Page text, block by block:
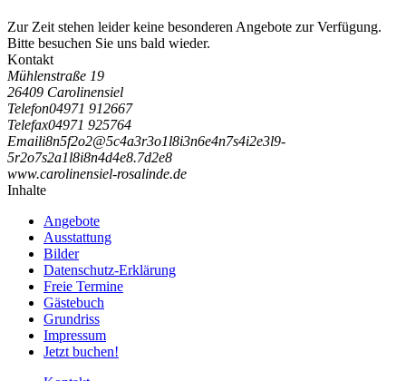
Zur Zeit stehen leider keine besonderen Angebote zur Verfügung.
Bitte besuchen Sie uns bald wieder.
Kontakt
Mühlenstraße 19
26409 Carolinensiel
Telefon04971 912667
Telefax04971 925764
Emaili8n5f2o2@5c4a3r3o1l8i3n6e4n7s4i2e3l9-
5r2o7s2a1l8i8n4d4e8.7d2e8
www.carolinensiel-rosalinde.de
Inhalte
Angebote
Ausstattung
Bilder
Datenschutz-Erklärung
Freie Termine
Gästebuch
Grundriss
Impressum
Jetzt buchen!